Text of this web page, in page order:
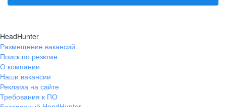
HeadHunter
Размещение вакансий
Поиск по резюме
О компании
Наши вакансии
Реклама на сайте
Требования к ПО